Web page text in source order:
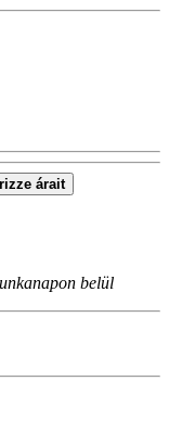
árait
belül